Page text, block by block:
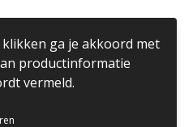
ga je akkoord met
productinformatie
vermeld.